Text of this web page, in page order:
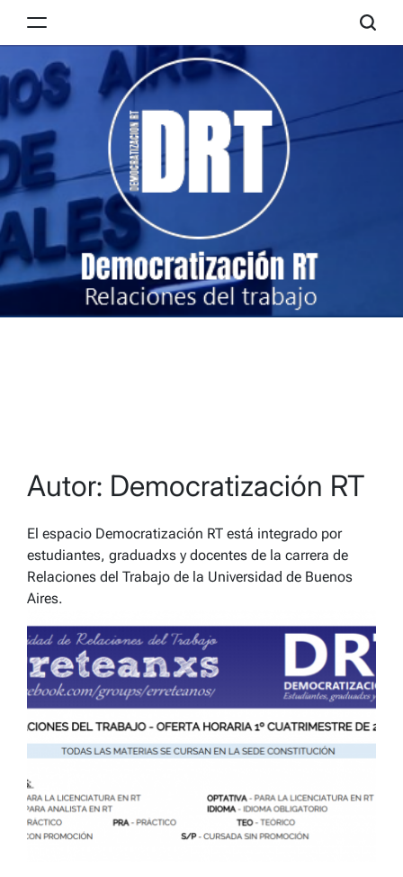
RT
Autor: Democratización RT
El espacio Democratización RT está integrado por
estudiantes, graduadxs y docentes de la carrera de
Relaciones del Trabajo de la Universidad de Buenos
Aires.